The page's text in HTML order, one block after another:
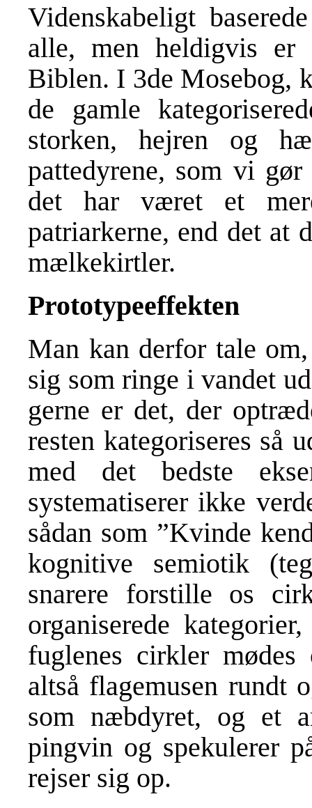
Videnskabeligt
alle, men heldigvis
Biblen. I 3de Mosebog,
de gamle
storken, hejren og
pattedyrene, som vi
det har været et
patriarkerne, end det at
mælkekirtler.
Prototypeeffekten
Man kan derfor tale
sig som ringe i vandet
gerne er det, der
resten kategoriseres så
med det bedste
systematiserer ikke
sådan som ”Kvinde
kognitive semiotik
snarere forstille os
organiserede
fuglenes cirkler mødes
altså flagemusen rundt
som næbdyret, og et
pingvin og spekulerer
rejser sig op.